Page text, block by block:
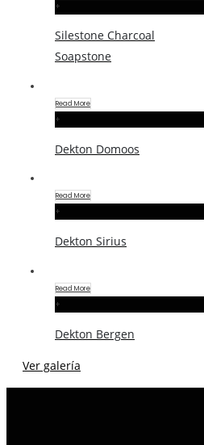
+
Silestone Charcoal
Soapstone
Read More
+
Dekton Domoos
Read More
+
Dekton Sirius
Read More
+
Dekton Bergen
Ver galería